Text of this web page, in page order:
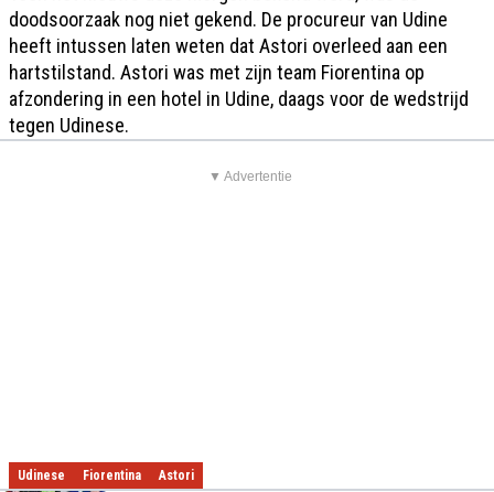
doodsoorzaak nog niet gekend. De procureur van Udine
heeft intussen laten weten dat Astori overleed aan een
hartstilstand. Astori was met zijn team Fiorentina op
afzondering in een hotel in Udine, daags voor de wedstrijd
tegen Udinese.
▼ Advertentie
Udinese Fiorentina Astori